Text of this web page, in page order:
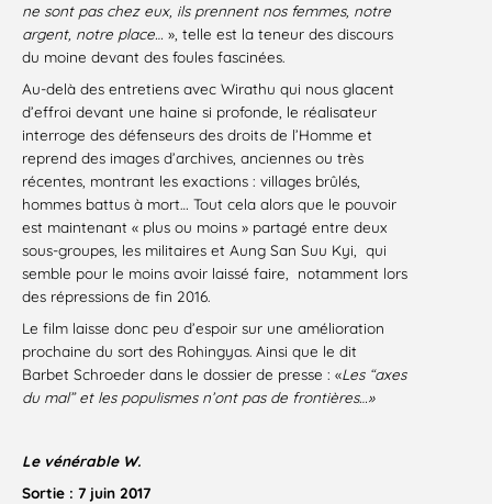
ne sont pas chez eux, ils prennent nos femmes, notre
argent, notre place… », telle est la teneur des discours
du moine devant des foules fascinées.
Au-delà des entretiens avec Wirathu qui nous glacent
d’effroi devant une haine si profonde, le réalisateur
interroge des défenseurs des droits de l’Homme et
reprend des images d’archives, anciennes ou très
récentes, montrant les exactions : villages brûlés,
hommes battus à mort… Tout cela alors que le pouvoir
est maintenant « plus ou moins » partagé entre deux
sous-groupes, les militaires et Aung San Suu Kyi, qui
semble pour le moins avoir laissé faire, notamment lors
des répressions de fin 2016.
Le film laisse donc peu d’espoir sur une amélioration
prochaine du sort des Rohingyas. Ainsi que le dit
Barbet Schroeder dans le dossier de presse : «Les “axes
du mal” et les populismes n’ont pas de frontières…»
Le vénérable W.
Sortie : 7 juin 2017